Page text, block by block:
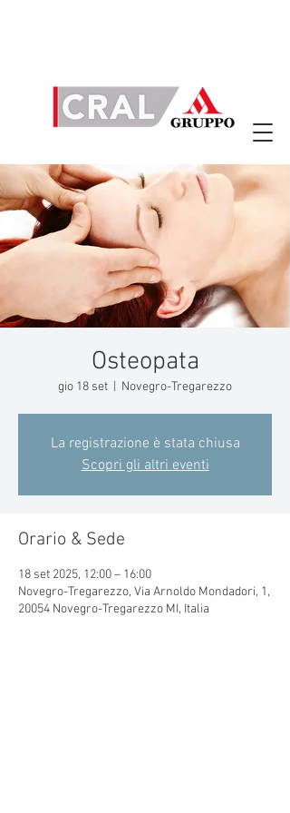
Osteopata
gio 18 set Novegro-Tregarezzo
La registrazione è stata chiusa
Scopri gli altri eventi
Orario & Sede
18 set 2025, 12:00 – 16:00
Novegro-Tregarezzo, Via Arnoldo Mondadori, 1,
20054 Novegro-Tregarezzo MI, Italia